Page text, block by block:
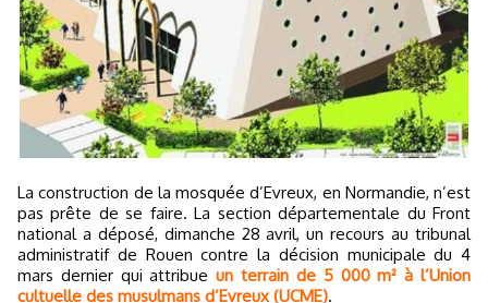
La construction de la mosquée d’Evreux, en Normandie, n’est
pas prête de se faire. La section départementale du Front
national a déposé, dimanche 28 avril, un recours au tribunal
administratif de Rouen contre la décision municipale du 4
mars dernier qui attribueun terrain de 5 000 m² à l’Union
cultuelle des musulmans d’Evreux (UCME).